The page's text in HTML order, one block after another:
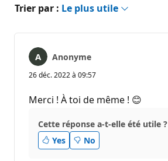
Trier par : Le plus utile
Anonyme
26 déc. 2022 à 09:57
Merci ! À toi de même ! 😊
Cette réponse a-t-elle été utile ?
Yes
No